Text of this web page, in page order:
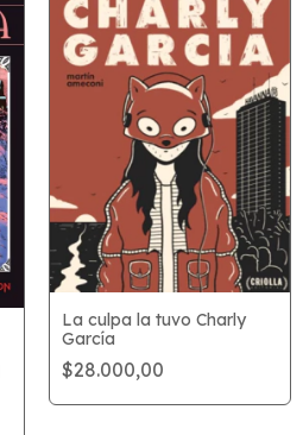
La culpa la tuvo Charly
García
$28.000,00